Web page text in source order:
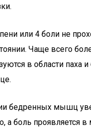
или 4 боли не
Чаще всего
в области паха
бедренных мышц
а боль проявляется в